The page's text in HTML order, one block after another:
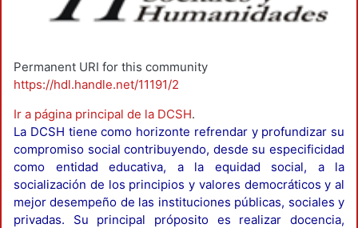
Permanent URI for this community
https://hdl.handle.net/11191/2
Ir a página principal de la DCSH.
La DCSH tiene como horizonte refrendar y profundizar su
compromiso social contribuyendo, desde su especificidad
como entidad educativa, a la equidad social, a la
socialización de los principios y valores democráticos y al
mejor desempeño de las instituciones públicas, sociales y
privadas. Su principal próposito es realizar docencia,